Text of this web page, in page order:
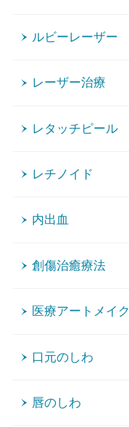
ルビーレーザー
レーザー治療
レタッチピール
レチノイド
内出血
創傷治癒療法
医療アートメイク
口元のしわ
唇のしわ